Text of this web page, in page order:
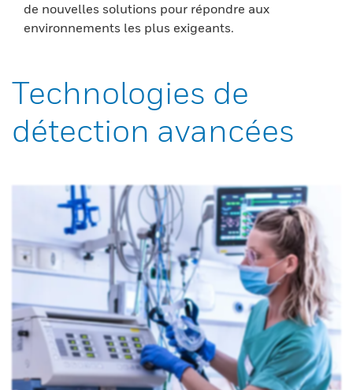
de nouvelles solutions pour répondre aux
environnements les plus exigeants.
Technologies de
détection avancées